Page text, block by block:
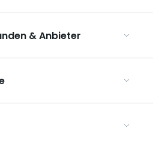
Grand Est
und Bergen
& Anbieter